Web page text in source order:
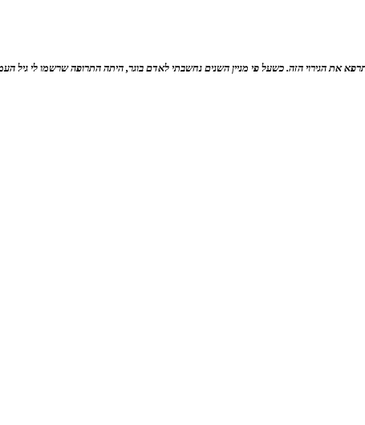
את הגירוי הזה. כשעל פי מניין השנים נחשבתי לאדם בוגר, היתה התרופה שרשמו לי גיל